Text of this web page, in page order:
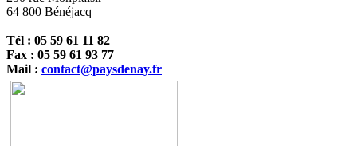
64 800 Bénéjacq
Tél : 05 59 61 11 82
Fax : 05 59 61 93 77
Mail : contact@paysdenay.fr